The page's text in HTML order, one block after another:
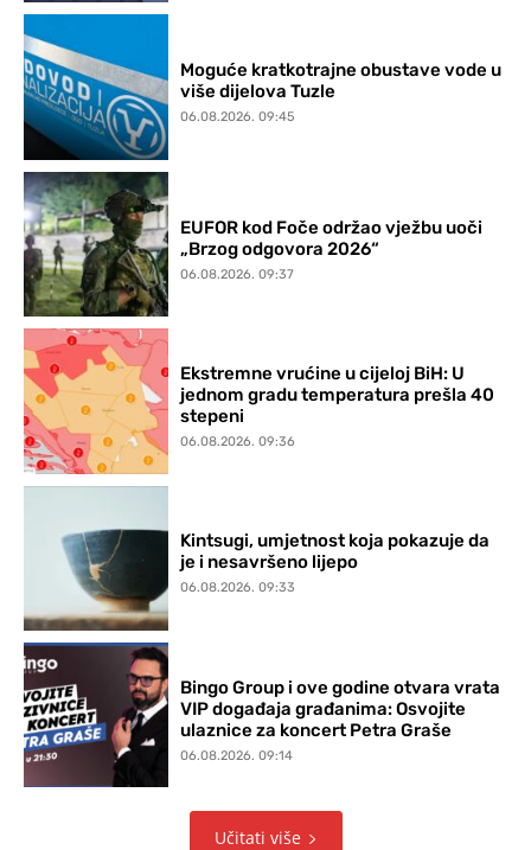
Moguće kratkotrajne obustave vode u
više dijelova Tuzle
06.08.2026. 09:45
EUFOR kod Foče održao vježbu uoči
„Brzog odgovora 2026“
06.08.2026. 09:37
Ekstremne vrućine u cijeloj BiH: U
jednom gradu temperatura prešla 40
stepeni
06.08.2026. 09:36
Kintsugi, umjetnost koja pokazuje da
je i nesavršeno lijepo
06.08.2026. 09:33
Bingo Group i ove godine otvara vrata
VIP događaja građanima: Osvojite
ulaznice za koncert Petra Graše
06.08.2026. 09:14
Učitati više